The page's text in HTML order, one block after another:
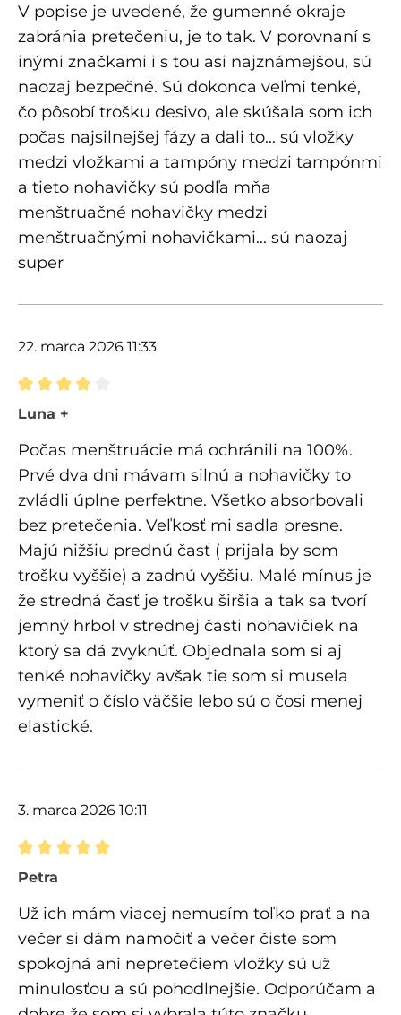
V popise je uvedené, že gumenné okraje
zabránia pretečeniu, je to tak. V porovnaní s
inými značkami i s tou asi najznámejšou, sú
naozaj bezpečné. Sú dokonca veľmi tenké,
čo pôsobí trošku desivo, ale skúšala som ich
počas najsilnejšej fázy a dali to... sú vložky
medzi vložkami a tampóny medzi tampónmi
a tieto nohavičky sú podľa mňa
menštruačné nohavičky medzi
menštruačnými nohavičkami... sú naozaj
super
22. marca 2026 11:33
Recenzia s hodnotením 4 z 5 hviezdičiek
Luna +
Počas menštruácie má ochránili na 100%.
Prvé dva dni mávam silnú a nohavičky to
zvládli úplne perfektne. Všetko absorbovali
bez pretečenia. Veľkosť mi sadla presne.
Majú nižšiu prednú časť ( prijala by som
trošku vyššie) a zadnú vyššiu. Malé mínus je
že stredná časť je trošku širšia a tak sa tvorí
jemný hrbol v strednej časti nohavičiek na
ktorý sa dá zvyknúť. Objednala som si aj
tenké nohavičky avšak tie som si musela
vymeniť o číslo väčšie lebo sú o čosi menej
elastické.
3. marca 2026 10:11
Recenzia s hodnotením 5 z 5 hviezdičiek
Petra
Už ich mám viacej nemusím toľko prať a na
večer si dám namočiť a večer čiste som
spokojná ani nepretečiem vložky sú už
minulosťou a sú pohodlnejšie. Odporúčam a